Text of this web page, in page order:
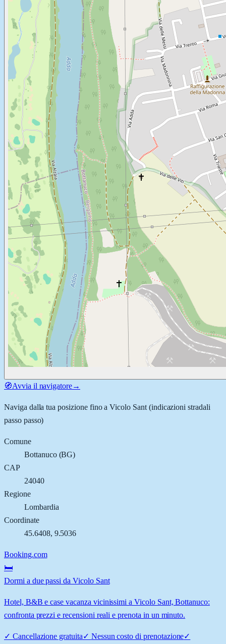
🧭Avvia il navigatore→
Naviga dalla tua posizione fino aVicolo Sant(indicazioni stradali
passo passo)
Comune
Bottanuco(BG)
CAP
24040
Regione
Lombardia
Coordinate
45.6408, 9.5036
Booking.com
🛏️
Dormi a due passi da Vicolo Sant
Hotel, B&B e case vacanza vicinissimi a Vicolo Sant, Bottanuco:
confronta prezzi e recensioni reali e prenota in un minuto.
✓ Cancellazione gratuita✓ Nessun costo di prenotazione✓